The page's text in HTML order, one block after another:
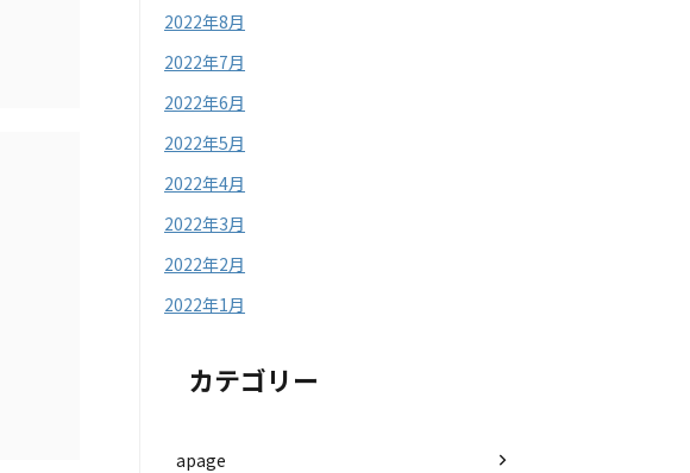
2022年8月
2022年7月
2022年6月
2022年5月
2022年4月
2022年3月
2022年2月
2022年1月
カテゴリー
apage